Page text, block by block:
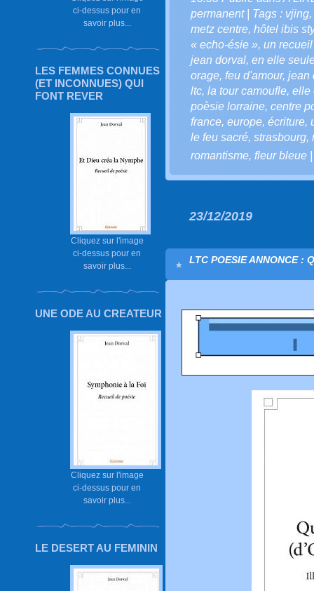
ci-dessus pour en
savoir plus...
LES FEMMES CONNUES
(ET INCONNUES) QUI
FONT REVER
Cliquez sur l'image
ci-dessus pour en
savoir plus...
UNE ODE AU CREATEUR
Cliquez sur l'image
ci-dessus pour en
savoir plus...
LE DESERT AU FEMININ
permanent| Tags : vjing,
metz centre, hôtel ibis
« echo-ésie », un
jean dorval, en elle
orage, feu d'amour, jean
ltc, la tour camoufle, elle
poèsie lorraine, centre
france, europe, écriture,
le feu sacré, strasbourg,
romantisme, fleur bleue
23/12/2019
LTC POESIE ANNONCE :